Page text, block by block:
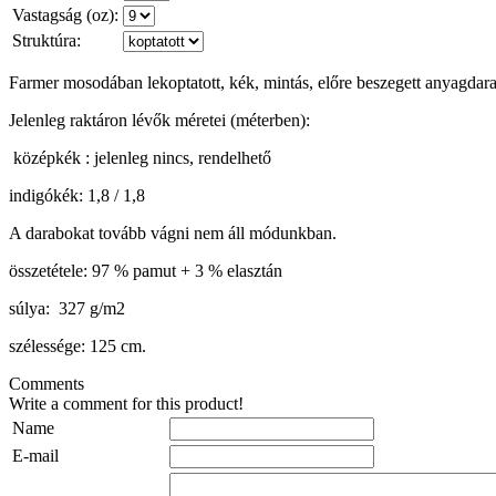
Vastagság (oz):
Struktúra:
Farmer mosodában lekoptatott, kék, mintás, előre beszegett
Jelenleg raktáron lévők méretei (méterben):
középkék : jelenleg nincs, rendelhető
indigókék: 1,8 / 1,8
A darabokat tovább vágni nem áll módunkban.
összetétele: 97 % pamut + 3 % elasztán
súlya: 327 g/m2
szélessége: 125 cm.
Comments
Write a comment for this product!
Name
E-mail